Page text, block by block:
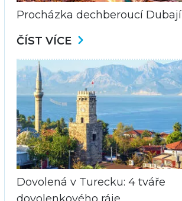
Procházka dechberoucí Dubají
ČÍST VÍCE
Dovolená v Turecku:⁠ 4 tváře